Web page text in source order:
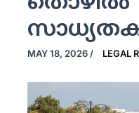
MAY 18, 2026 / LEGAL